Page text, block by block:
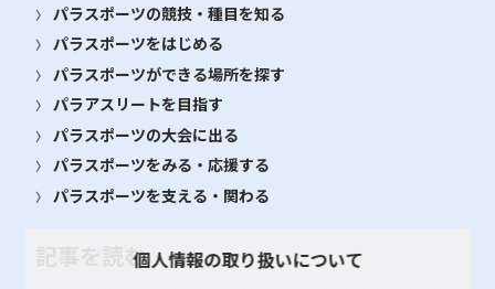
パラスポーツの競技・種目を知る
パラスポーツをはじめる
パラスポーツができる場所を探す
パラアスリートを目指す
パラスポーツの大会に出る
パラスポーツをみる・応援する
パラスポーツを支える・関わる
記事を読む個人情報の取り扱いについて